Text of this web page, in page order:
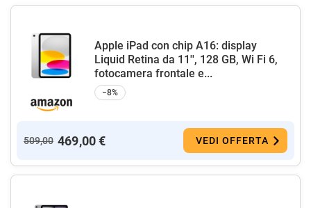
Apple iPad con chip A16: display
Liquid Retina da 11'', 128 GB, Wi Fi 6,
fotocamera frontale e...
−8%
509,00 469,00 € VEDI OFFERTA